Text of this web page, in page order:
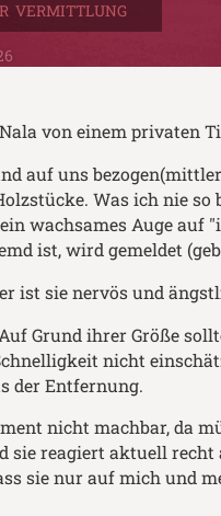
VERMITTLUNG
von einem privaten
auf uns
Was ich nie so
wachsames Auge auf
ist, wird gemeldet
ist sie nervös und
Grund ihrer Größe
nicht
der Entfernung.
nicht machbar, da
sie reagiert aktuell
sie nur auf mich und